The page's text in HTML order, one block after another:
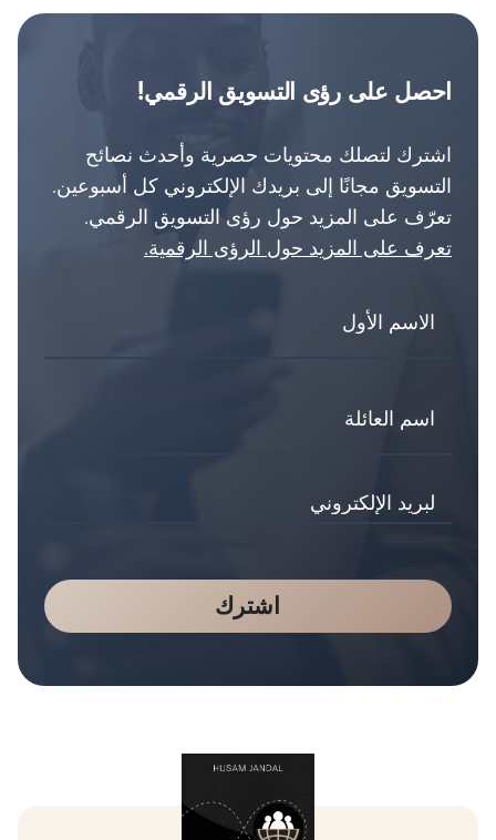
احصل على رؤى التسويق الرقمي!
اشترك لتصلك محتويات حصرية وأحدث نصائح
التسويق مجانًا إلى بريدك الإلكتروني كل أسبوعين.
تعرّف على المزيد حول رؤى التسويق الرقمي.
تعرف على المزيد حول الرؤى الرقمية.
اشترك